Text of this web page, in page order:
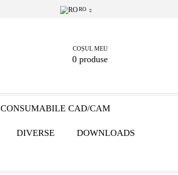
RO
COȘUL MEU
0 produse
CONSUMABILE CAD/CAM
DIVERSE DOWNLOADS